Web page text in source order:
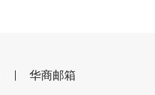
华商邮箱